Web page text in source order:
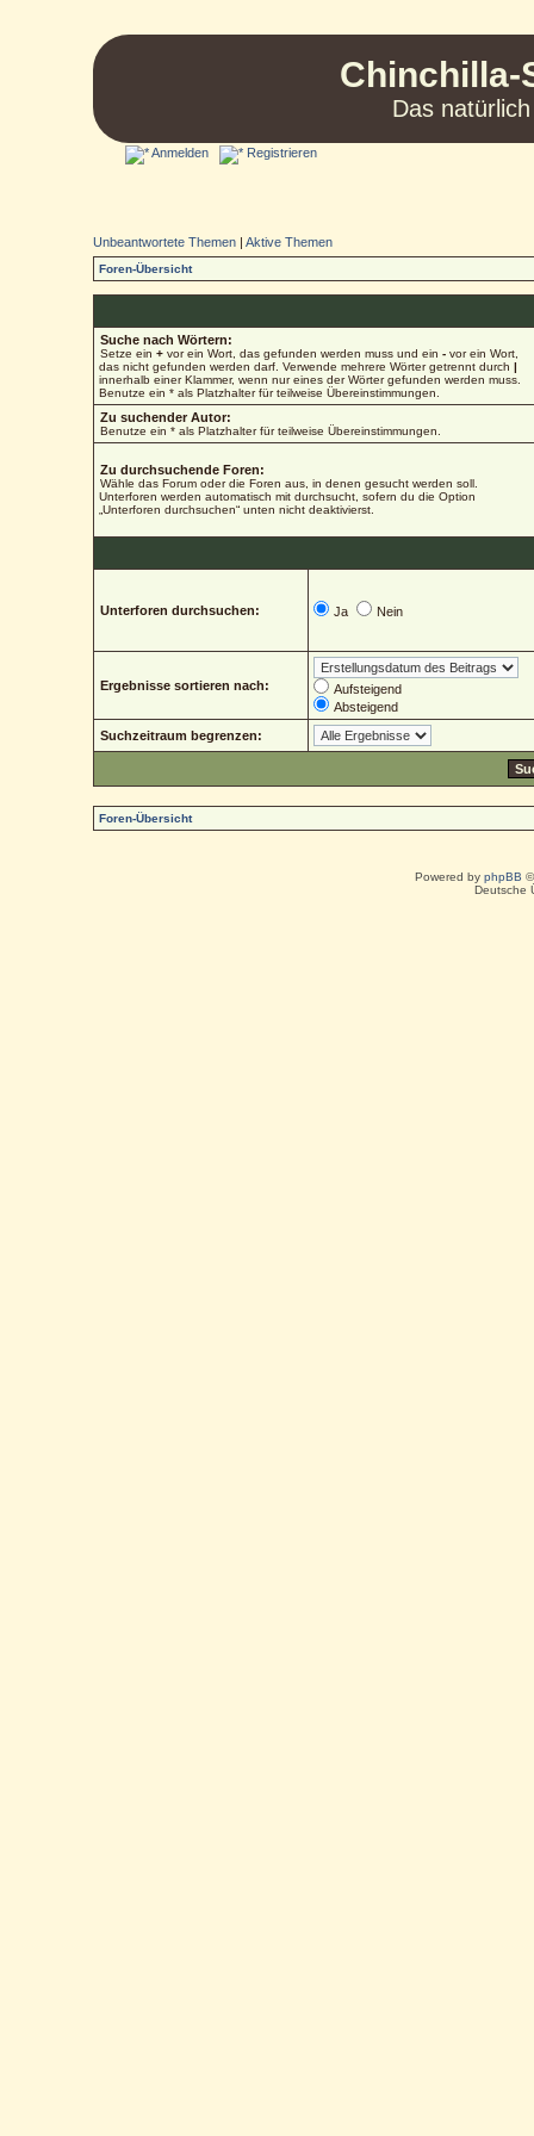
Chinchilla-
Das
Anmelden Registrieren
Unbeantwortete Themen |Aktive Themen
Foren-Übersicht
Suche nach Wörtern:
Setze ein+ vor ein Wort, das gefunden werden muss und ein- vor ein Wort,
das nicht gefunden werden darf. Verwende mehrere Wörter getrennt durch|
innerhalb einer Klammer, wenn nur eines der Wörter gefunden werden muss.
Benutze ein * als Platzhalter für teilweise Übereinstimmungen.
Zu suchender Autor:
Benutze ein * als Platzhalter für teilweise Übereinstimmungen.
Zu durchsuchende Foren:
Wähle das Forum oder die Foren aus, in denen gesucht werden soll.
Unterforen werden automatisch mit durchsucht, sofern du die Option
„Unterforen durchsuchen“ unten nicht deaktivierst.
Unterforen durchsuchen: Ja Nein
Ergebnisse sortieren nach:
Aufsteigend
Absteigend
Suchzeitraum begrenzen:
Foren-Übersicht
Powered by phpBB
Deutsche